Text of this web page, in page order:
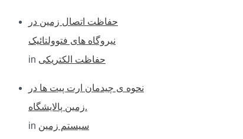
حفاظت اتصال زمین در
نیروگاه های فتوولتائیک
in حفاظت الکتریکی
نحوه ی چیدمان ارت پیت ها در
زمین پالایشگاه.
in سیستم زمین